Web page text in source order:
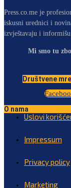
Press.co.me je
iskusni urednici i
izvještavaju i informišu
Mi smo tu
Društvene
O nama
Uslovi
Impressum
Privacy policy
Marketing